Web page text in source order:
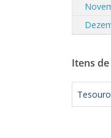
Itens